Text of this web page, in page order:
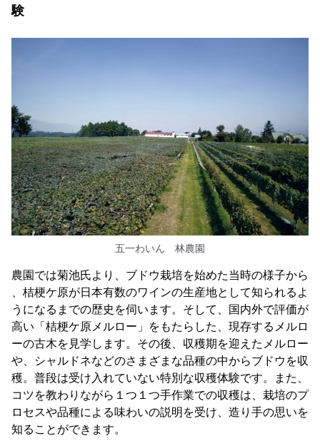
験
五一わいん 林農園
農園では菊池氏より、ブドウ栽培を始めた当時の様子から
、桔梗ケ原が日本有数のワインの生産地として知られるよ
うになるまでの歴史を伺います。そして、国内外で評価が
高い「桔梗ケ原メルロー」をもたらした、現存するメルロ
ーの古木を見学します。その後、収穫期を迎えたメルロー
や、シャルドネなどのさまざまな品種の中からブドウを収
穫。普段は受け入れていない特別な収穫体験です。また、
コツを教わりながら１つ１つ手作業での収穫は、栽培のプ
ロセスや品種による味わいの説明を受け、造り手の思いを
知ることができます。